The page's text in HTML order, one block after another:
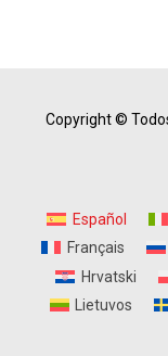
Copyright ©
Español
Français
Hrvatski
Lietuvos